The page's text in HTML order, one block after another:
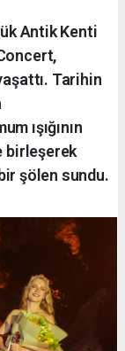
Antik Kenti
Tarihin
ışığının
birleşerek
şölen sundu.